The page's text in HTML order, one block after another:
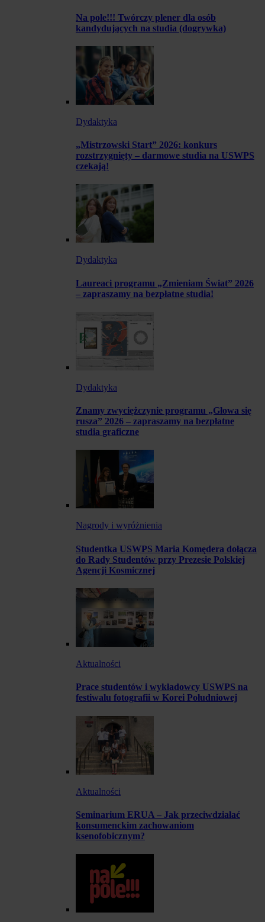
Na pole!!! Twórczy plener dla osób
kandydujących na studia (dogrywka)
Dydaktyka
„Mistrzowski Start” 2026: konkurs
rozstrzygnięty – darmowe studia na USWPS
czekają!
Dydaktyka
Laureaci programu „Zmieniam Świat” 2026
– zapraszamy na bezpłatne studia!
Dydaktyka
Znamy zwyciężczynie programu „Głowa się
rusza” 2026 – zapraszamy na bezpłatne
studia graficzne
Nagrody i wyróżnienia
Studentka USWPS Maria Komędera dołącza
do Rady Studentów przy Prezesie Polskiej
Agencji Kosmicznej
Aktualności
Prace studentów i wykładowcy USWPS na
festiwalu fotografii w Korei Południowej
Aktualności
Seminarium ERUA – Jak przeciwdziałać
konsumenckim zachowaniom
ksenofobicznym?